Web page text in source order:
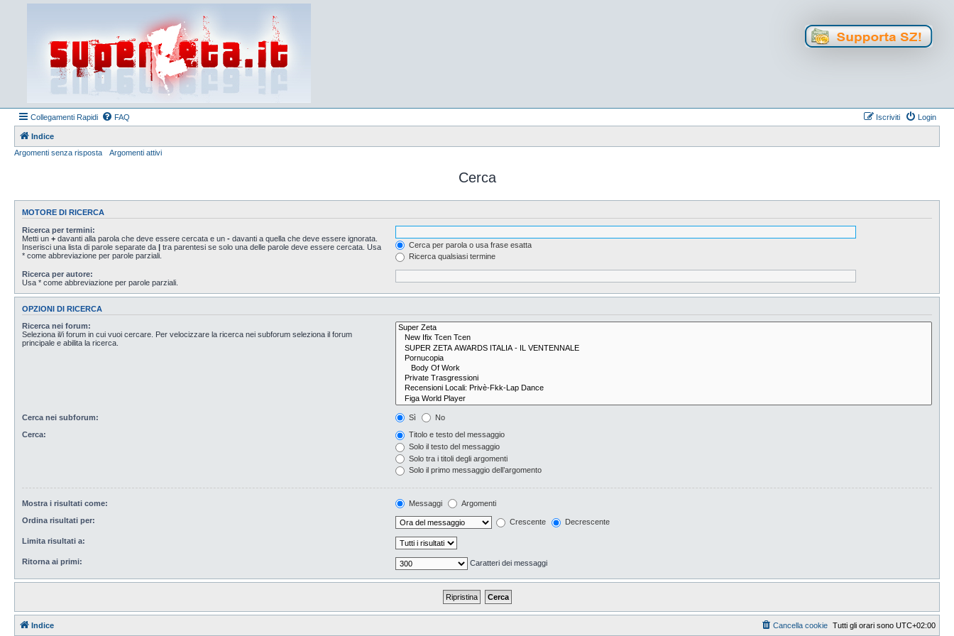
Collegamenti Rapidi FAQ Login
Iscriviti
Indice
Argomenti senza risposta
Argomenti attivi
Cerca
MOTORE DI RICERCA
Ricerca per termini:
Metti un + davanti alla parola che deve essere cercata e un - davanti a quella che deve essere ignorata.
Inserisci una lista di parole separate da | tra parentesi se solo una delle parole deve essere cercata. Usa
* come abbreviazione per parole parziali.
Cerca per parola o usa frase esatta
Ricerca qualsiasi termine
Ricerca per autore:
Usa * come abbreviazione per parole parziali.
OPZIONI DI RICERCA
Ricerca nei forum:
Seleziona il/i forum in cui vuoi cercare. Per velocizzare la ricerca nei subforum seleziona il forum
principale e abilita la ricerca.
Cerca nei subforum: Sì No
Cerca:
Titolo e testo del messaggio
Solo il testo del messaggio
Solo tra i titoli degli argomenti
Solo il primo messaggio dell’argomento
Mostra i risultati come: Messaggi Argomenti
Ordina risultati per: Crescente Decrescente
Limita risultati a:
Ritorna ai primi: Caratteri dei messaggi
Indice Tutti gli orari sono UTC+02:00
Cancella cookie